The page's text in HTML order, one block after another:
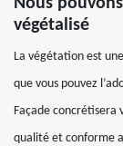
Nous
végétalisé
La végétation est
que vous pouvez
Façade
qualité et conforme